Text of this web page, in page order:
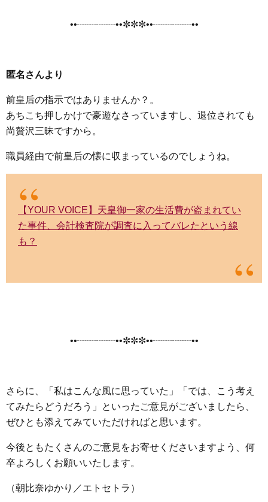
••┈┈┈┈••✼✼✼••┈┈┈┈••
匿名さんより
前皇后の指示ではありませんか？。
あちこち押しかけで豪遊なさっていますし、退位されても
尚贅沢三昧ですから。
職員経由で前皇后の懐に収まっているのでしょうね。
【YOUR VOICE】天皇御一家の生活費が盗まれてい
た事件、会計検査院が調査に入ってバレたという線
も？
••┈┈┈┈••✼✼✼••┈┈┈┈••
さらに、「私はこんな風に思っていた」「では、こう考え
てみたらどうだろう」といったご意見がございましたら、
ぜひとも添えてみていただければと思います。
今後ともたくさんのご意見をお寄せくださいますよう、何
卒よろしくお願いいたします。
（朝比奈ゆかり／エトセトラ）